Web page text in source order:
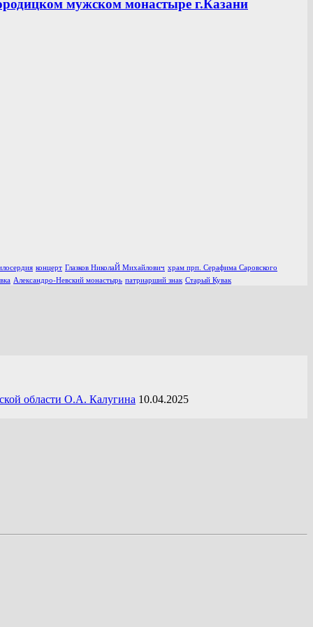
мужском монастыре г.Казани
концерт Глазков НиколаЙ Михайлович храм прп. Серафима Саровского
Александро-Невский монастырь патриарший знак Старый Кувак
области О.А. Калугина 10.04.2025